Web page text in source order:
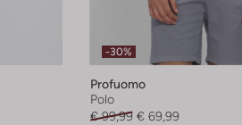
-30%
Profuomo
Polo
€ 99,99 € 69,99